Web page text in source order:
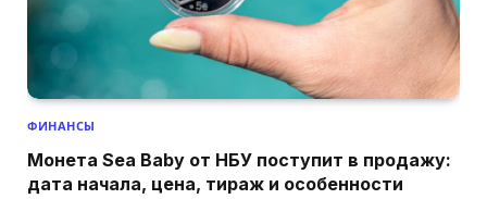
ФИНАНСЫ
Монета Sea Baby от НБУ поступит в продажу:
дата начала, цена, тираж и особенности